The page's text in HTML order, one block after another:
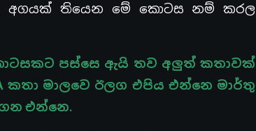
අගයක් තියෙන මේ කොටස නම් කරල
පස්සෙ ඇයි තව අලුත් කතාවක්
කතා මාලවෙ ඊලග එපිය එන්නෙ මාර්තු
එන්නෙ.